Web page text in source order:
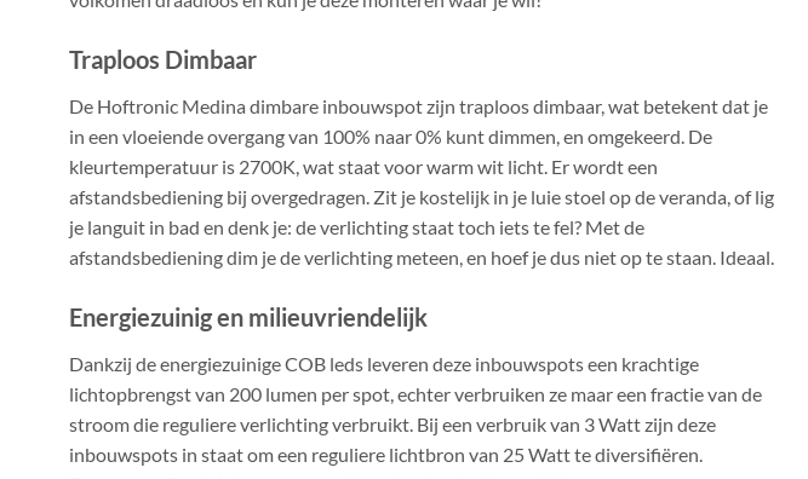
Traploos Dimbaar
De Hoftronic Medina dimbare inbouwspot zijn traploos dimbaar, wat betekent dat je
in een vloeiende overgang van 100% naar 0% kunt dimmen, en omgekeerd. De
kleurtemperatuur is 2700K, wat staat voor warm wit licht. Er wordt een
afstandsbediening bij overgedragen. Zit je kostelijk in je luie stoel op de veranda, of lig
je languit in bad en denk je: de verlichting staat toch iets te fel? Met de
afstandsbediening dim je de verlichting meteen, en hoef je dus niet op te staan. Ideaal.
Energiezuinig en milieuvriendelijk
Dankzij de energiezuinige COB leds leveren deze inbouwspots een krachtige
lichtopbrengst van 200 lumen per spot, echter verbruiken ze maar een fractie van de
stroom die reguliere verlichting verbruikt. Bij een verbruik van 3 Watt zijn deze
inbouwspots in staat om een reguliere lichtbron van 25 Watt te diversifiëren.